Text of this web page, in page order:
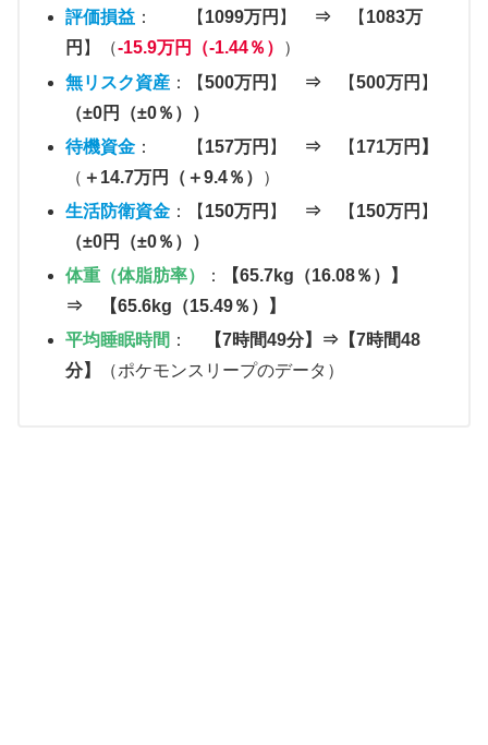
評価損益： 【 1099万円 】 ⇒ 【 1083万
円 】（-15.9万円（-1.44％）
）
無リスク資産：【500万円 】 ⇒ 【500万円 】
（±0円（±0％））
待機資金： 【 157万円 】 ⇒ 【 171万円】
（ ＋14.7万円（＋9.4％）
）
生活防衛資金：【 150万円 】 ⇒ 【 150万円 】
（±0円（±0％））
体重（体脂肪率）
： 【65.7kg（16.08％）
】
⇒ 【65.6kg（15.49％）】
平均睡眠時間 ：
【7時間49分】⇒【7時間48
分】
（ポケモンスリープのデータ）